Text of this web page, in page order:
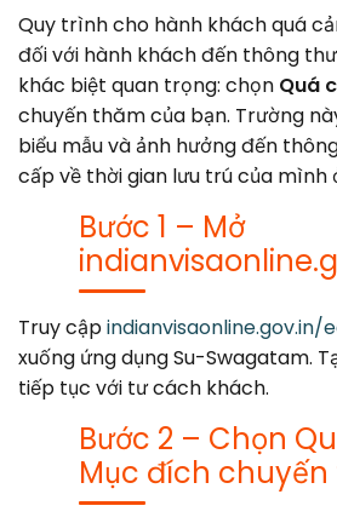
Quy trình cho hành khách quá
đối với hành khách đến thông
khác biệt quan trọng: chọn Quá
chuyến thăm của bạn. Trường
biểu mẫu và ảnh hưởng đến
cấp về thời gian lưu trú của mình
Bước 1 – Mở
Truy cậpindianvisaonline.gov.in/
xuống ứng dụng Su-Swagatam.
tiếp tục với tư cách khách.
Bước 2 – Chọn
Mục đích